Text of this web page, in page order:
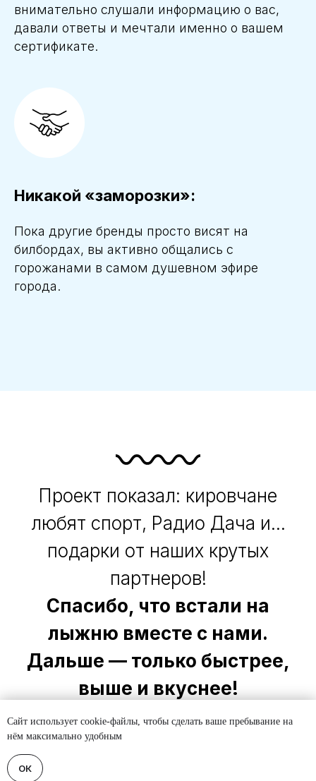
Сайт использует cookie-файлы, чтобы сделать ваше пребывание на
нём максимально удобным
ОК
внимательно слушали информацию о вас,
давали ответы и мечтали именно о вашем
сертификате.
Никакой «заморозки»:
Пока другие бренды просто висят на
билбордах, вы активно общались с
горожанами в самом душевном эфире
города.
Проект показал: кировчане
любят спорт, Радио Дача и...
подарки от наших крутых
партнеров!
Спасибо, что встали на
лыжню вместе с нами.
Дальше — только быстрее,
выше и вкуснее!